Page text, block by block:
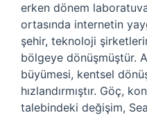
erken dönem
ortasında internetin
şehir, teknoloji
bölgeye dönüşmüştür.
büyümesi, kentsel
hızlandırmıştır. Göç,
talebindeki değişim,